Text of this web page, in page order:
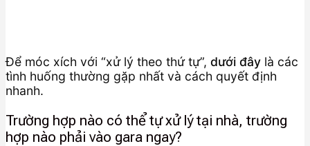
Để móc xích với “xử lý theo thứ tự”, dưới đây là các
tình huống thường gặp nhất và cách quyết định
nhanh.
Trường hợp nào có thể tự xử lý tại nhà, trường
hợp nào phải vào gara ngay?